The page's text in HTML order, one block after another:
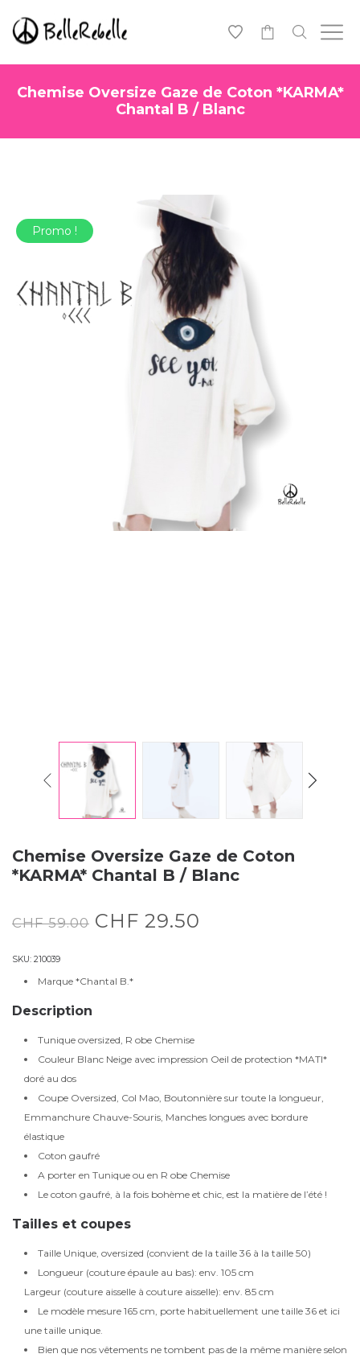
Chemise Oversize Gaze de Coton *KARMA*
Chantal B / Blanc
Promo !
Chemise Oversize Gaze de Coton
*KARMA* Chantal B / Blanc
CHF59.00 CHF 29.50
SKU: 210039
Marque *Chantal B.*
Description
Tunique oversized, R obe Chemise
Couleur Blanc Neige avec impression Oeil de protection *MATI*
doré au dos
Coupe Oversized, Col Mao, Boutonnière sur toute la longueur,
Emmanchure Chauve-Souris, Manches longues avec bordure
élastique
Coton gaufré
A porter en Tunique ou en R obe Chemise
Le coton gaufré, à la fois bohème et chic, est la matière de l’été !
Tailles et coupes
Taille Unique, oversized (convient de la taille 36 à la taille 50)
Longueur (couture épaule au bas): env. 105 cm
Largeur (couture aisselle à couture aisselle): env. 85 cm
Le modèle mesure 165 cm, porte habituellement une taille 36 et ici
une taille unique.
Bien que nos vêtements ne tombent pas de la même manière selon